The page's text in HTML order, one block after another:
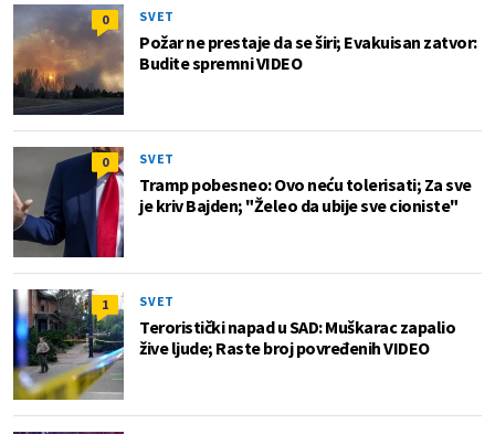
0 SVET
Požar ne prestaje da se širi; Evakuisan zatvor:
Budite spremni VIDEO
0 SVET
Tramp pobesneo: Ovo neću tolerisati; Za sve
je kriv Bajden; "Želeo da ubije sve cioniste"
1 SVET
Teroristički napad u SAD: Muškarac zapalio
žive ljude; Raste broj povređenih VIDEO